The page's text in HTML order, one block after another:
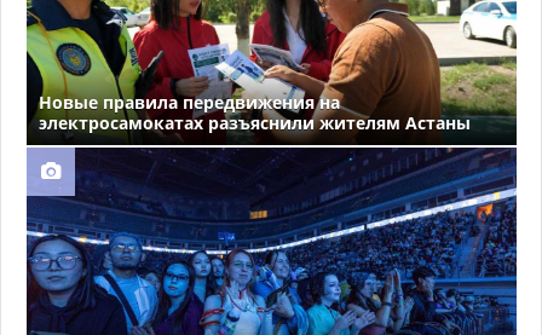
Новые правила передвижения на
электросамокатах разъяснили жителям Астаны